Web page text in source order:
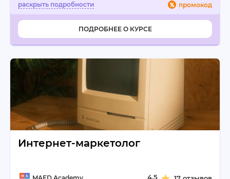
промокод
ПОДРОБНЕЕ О КУРСЕ
Интернет-маркетолог
4.5